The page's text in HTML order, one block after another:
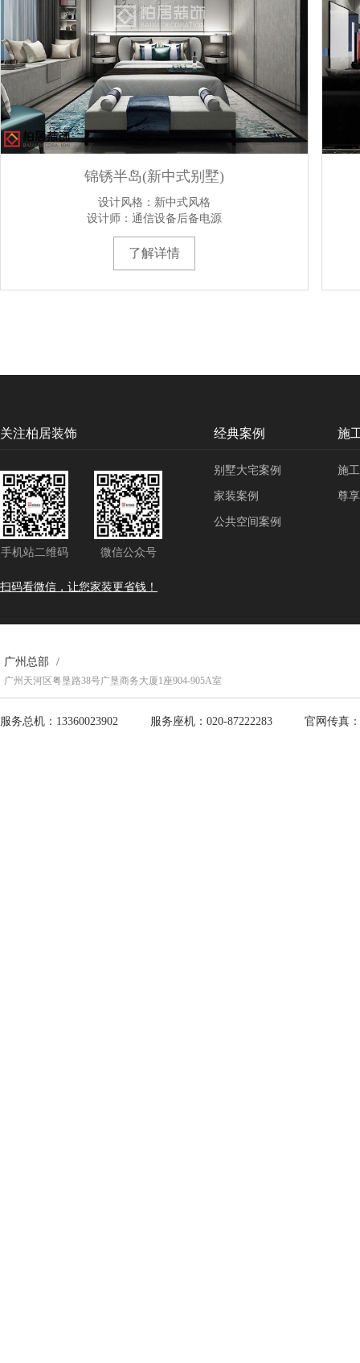
锦锈半岛(新中式别墅)
设计风格：新中式风格
设计师：通信设备后备电源
了解详情
关注柏居装饰
手机站二维码 微信公众号
扫码看微信，让您家装更省钱！
经典案例
别墅大宅案例
家装案例
公共空间案例
施
施
尊
广州总部 /
广州天河区粤垦路38号广垦商务大厦1座904-905A室
服务总机：13360023902 服务座机：020-87222283 官网传真